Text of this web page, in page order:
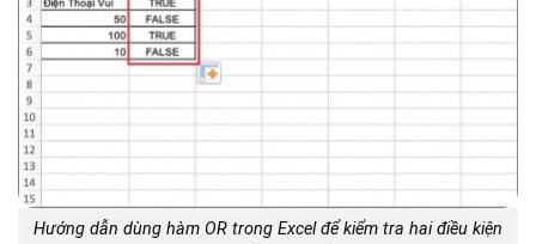
Hướng dẫn dùng hàm OR trong Excel để kiểm tra hai điều kiện